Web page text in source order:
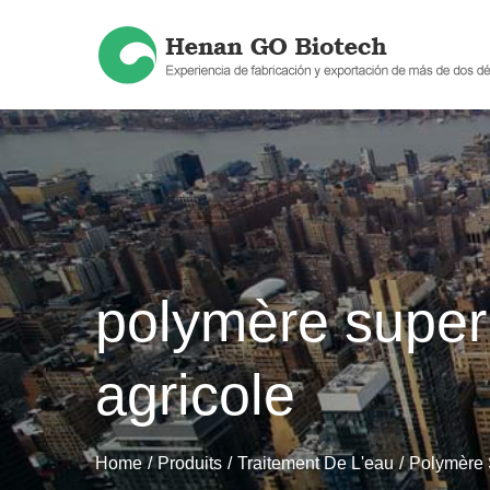
polymère
agricole
Home Produits Traitement De L'eau Polymère